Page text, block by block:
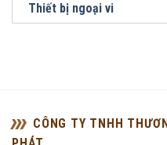
Thiết bị ngoại vi
CÔNG TY TNHH